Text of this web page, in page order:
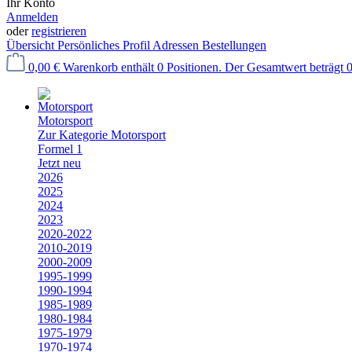
Ihr Konto
Anmelden
oderregistrieren
Übersicht Persönliches Profil Adressen Bestellungen
0,00 € Warenkorb enthält 0 Positionen. Der Gesamtwert beträgt
Motorsport
Zur Kategorie Motorsport
Formel 1
Jetzt neu
2026
2025
2024
2023
2020-2022
2010-2019
2000-2009
1995-1999
1990-1994
1985-1989
1980-1984
1975-1979
1970-1974